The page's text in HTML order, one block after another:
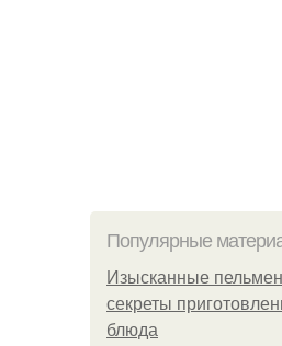
Популярные
Изысканные
секреты
блюда